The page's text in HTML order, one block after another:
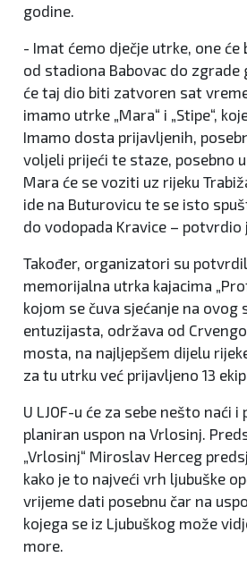
godine.
- Imat ćemo dječje utrke, one
od stadiona Babovac do zgrade
će taj dio biti zatvoren sat
imamo utrke „Mara“ i „Stipe“,
Imamo dosta prijavljenih,
voljeli prijeći te staze, posebno
Mara će se voziti uz rijeku
ide na Buturovicu te se isto
do vodopada Kravice – potvrdio
Također, organizatori su
memorijalna utrka kajacima
kojom se čuva sjećanje na ovog
entuzijasta, održava od
mosta, na najljepšem dijelu
za tu utrku već prijavljeno 13
U LJOF-u će za sebe nešto naći
planiran uspon na Vrlosinj.
„Vrlosinj“ Miroslav Herceg
kako je to najveći vrh ljubuške
vrijeme dati posebnu čar na
kojega se iz Ljubuškog može
more.